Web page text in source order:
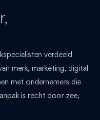
verdeeld
merk, marketing, digital
met ondernemers die
is recht door zee,